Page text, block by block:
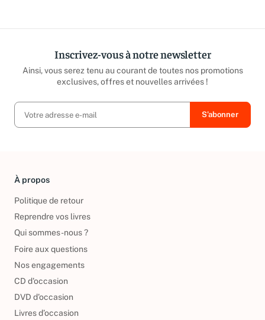
Inscrivez-vous à notre newsletter
Ainsi, vous serez tenu au courant de toutes nos promotions
exclusives, offres et nouvelles arrivées !
À propos
Politique de retour
Reprendre vos livres
Qui sommes-nous ?
Foire aux questions
Nos engagements
CD d'occasion
DVD d'occasion
Livres d’occasion